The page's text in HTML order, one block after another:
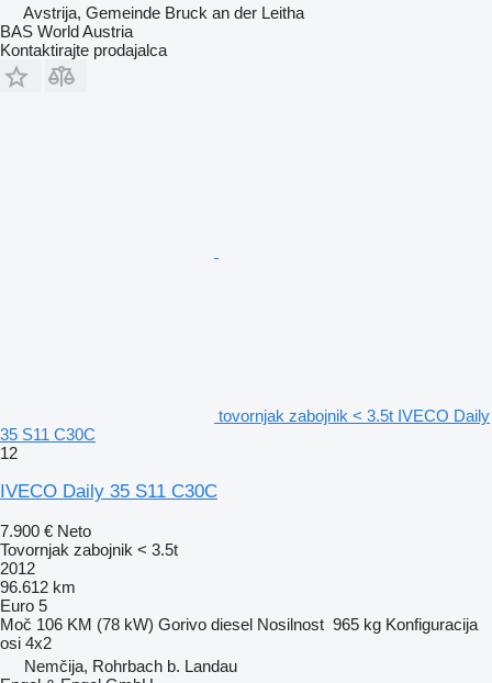
Avstrija, Gemeinde Bruck an der Leitha
BAS World Austria
Kontaktirajte prodajalca
tovornjak zabojnik < 3.5t IVECO Daily
35 S11 C30C
12
IVECO Daily 35 S11 C30C
7.900 € Neto
Tovornjak zabojnik < 3.5t
2012
96.612 km
Euro 5
Moč 106 KM (78 kW) Gorivo diesel Nosilnost 965 kg Konfiguracija
osi 4x2
Nemčija, Rohrbach b. Landau